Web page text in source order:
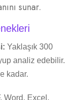
sunar.
Yaklaşık 300
analiz edebilir.
kadar.
Word, Excel,